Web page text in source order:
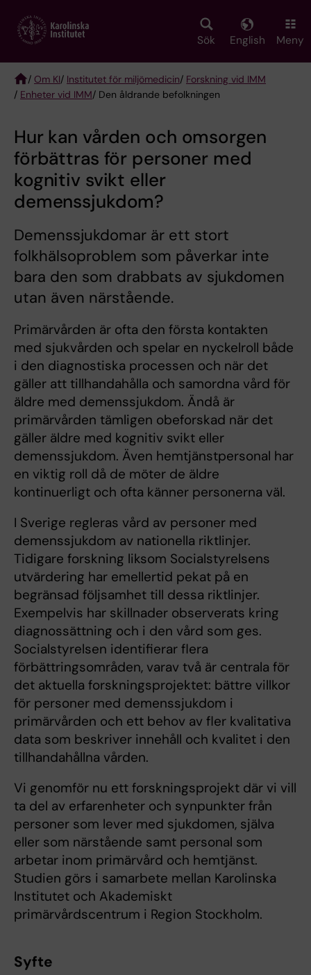
main
Sök English Meny
Breadcrumb
/ Om KI/ Institutet för miljömedicin/ Forskning vid IMM
/ Enheter vid IMM/ Den åldrande befolkningen
Hur kan vården och omsorgen
förbättras för personer med
kognitiv svikt eller
demenssjukdom?
Demenssjukdomar är ett stort
folkhälsoproblem som påverkar inte
bara den som drabbats av sjukdomen
utan även närstående.
Primärvården är ofta den första kontakten
med sjukvården och spelar en nyckelroll både
i den diagnostiska processen och när det
gäller att tillhandahålla och samordna vård för
äldre med demenssjukdom. Ändå är
primärvården tämligen obeforskad när det
gäller äldre med kognitiv svikt eller
demenssjukdom. Även hemtjänstpersonal har
en viktig roll då de möter de äldre
kontinuerligt och ofta känner personerna väl.
I Sverige regleras vård av personer med
demenssjukdom av nationella riktlinjer.
Tidigare forskning liksom Socialstyrelsens
utvärdering har emellertid pekat på en
begränsad följsamhet till dessa riktlinjer.
Exempelvis har skillnader observerats kring
diagnossättning och i den vård som ges.
Socialstyrelsen identifierar flera
förbättringsområden, varav två är centrala för
det aktuella forskningsprojektet: bättre villkor
för personer med demenssjukdom i
primärvården och ett behov av fler kvalitativa
data som beskriver innehåll och kvalitet i den
tillhandahållna vården.
Vi genomför nu ett forskningsprojekt där vi vill
ta del av erfarenheter och synpunkter från
personer som lever med sjukdomen, själva
eller som närstående samt personal som
arbetar inom primärvård och hemtjänst.
Studien görs i samarbete mellan Karolinska
Institutet och Akademiskt
primärvårdscentrum i Region Stockholm.
Syfte